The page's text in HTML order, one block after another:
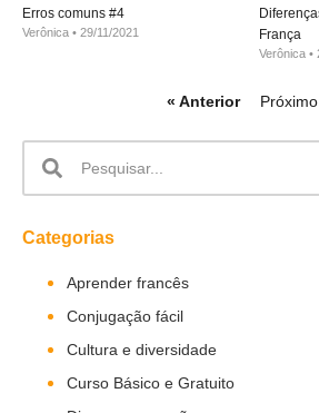
Erros comuns #4
Verônica 29/11/2021
França
Verônica
« Anterior
Categorias
Aprender francês
Conjugação fácil
Cultura e diversidade
Curso Básico e Gratuito